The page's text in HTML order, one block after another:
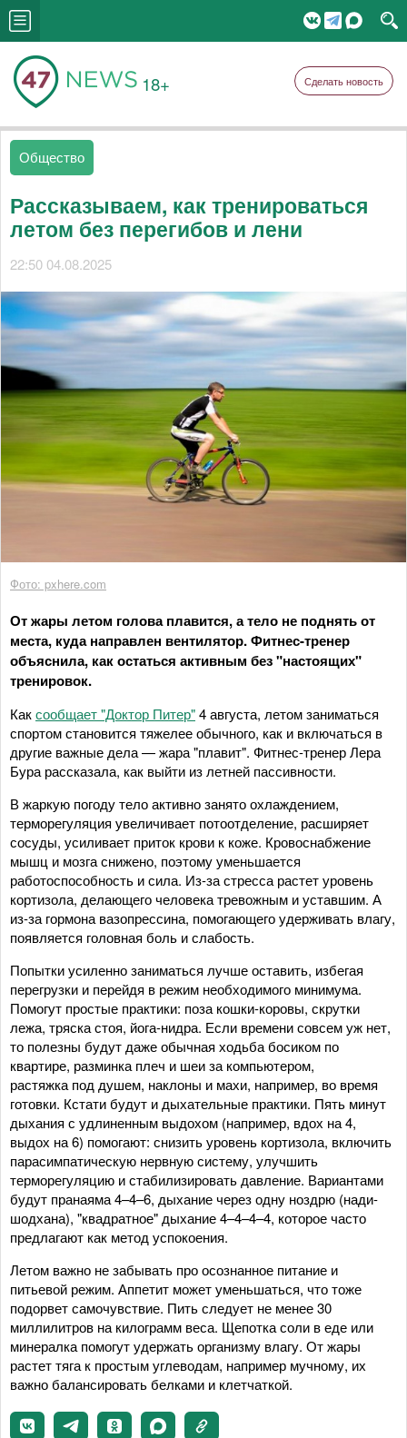
18+ Сделать новость
Общество
Рассказываем, как тренироваться
летом без перегибов и лени
22:50 04.08.2025
Фото: pxhere.com
От жары летом голова плавится, а тело не поднять от
места, куда направлен вентилятор. Фитнес-тренер
объяснила, как остаться активным без "настоящих"
тренировок.
Каксообщает "Доктор Питер"4 августа, летом заниматься
спортом становится тяжелее обычного, как и включаться в
другие важные дела — жара "плавит". Фитнес-тренер Лера
Бура рассказала, как выйти из летней пассивности.
В жаркую погоду тело активно занято охлаждением,
терморегуляция увеличивает потоотделение, расширяет
сосуды, усиливает приток крови к коже. Кровоснабжение
мышц и мозга снижено, поэтому уменьшается
работоспособность и сила. Из-за стресса растет уровень
кортизола, делающего человека тревожным и уставшим. А
из-за гормона вазопрессина, помогающего удерживать влагу,
появляется головная боль и слабость.
Попытки усиленно заниматься лучше оставить, избегая
перегрузки и перейдя в режим необходимого минимума.
Помогут простые практики: поза кошки-коровы, скрутки
лежа, тряска стоя, йога-нидра. Если времени совсем уж нет,
то полезны будут даже обычная ходьба босиком по
квартире, разминка плеч и шеи за компьютером,
растяжка под душем, наклоны и махи, например, во время
готовки. Кстати будут и дыхательные практики. Пять минут
дыхания с удлиненным выдохом (например, вдох на 4,
выдох на 6) помогают: снизить уровень кортизола, включить
парасимпатическую нервную систему, улучшить
терморегуляцию и стабилизировать давление. Вариантами
будут пранаяма 4–4–6, дыхание через одну ноздрю (нади-
шодхана), "квадратное" дыхание 4–4–4–4, которое часто
предлагают как метод успокоения.
Летом важно не забывать про осознанное питание и
питьевой режим. Аппетит может уменьшаться, что тоже
подорвет самочувствие. Пить следует не менее 30
миллилитров на килограмм веса. Щепотка соли в еде или
минералка помогут удержать организму влагу. От жары
растет тяга к простым углеводам, например мучному, их
важно балансировать белками и клетчаткой.